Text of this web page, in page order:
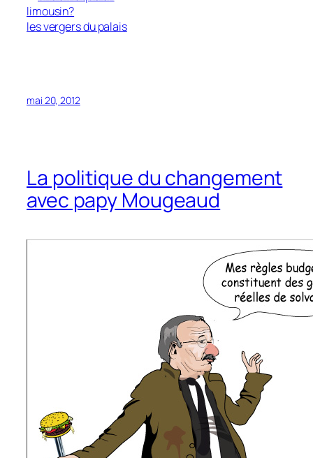
les vergers du palais
mai 20, 2012
La politique du changement
avec papy Mougeaud